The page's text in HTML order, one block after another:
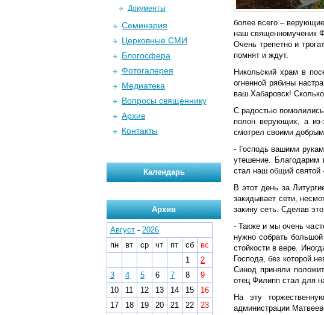
более всего –
наш священномученик
Очень трепетно и
помнят и ждут.
Никольский храм в
огненной рябины
ваш Хабаровск!
С радостью
полон верующих, а из-
смотрел своими
- Господь вашими
утешение. Благодарим
стал наш общий святой
В этот день за
закидывает сети,
закину сеть. Сделав
- Также и мы очень
нужно собрать
стойкости в вере.
Господа, без которой
Синод приняли
отец Филипп стал для
На эту
администрации
Документы
Семинария
Церковные СМИ
Блогосфера
Фотогалерея
Медиатека
Вопросы священнику
Архив
Контакты
Календарь
Архив
Август - 2026
пн
вт ср чт пт сб
вс
1
2
3
4 5 6 7 8
9
10
11 12 13 14 15
16
17
18 19 20 21 22
23